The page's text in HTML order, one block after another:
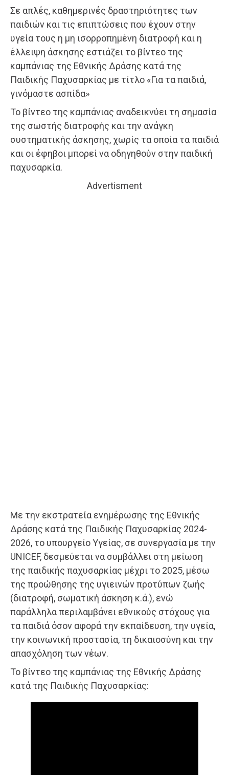
Σε απλές, καθημερινές δραστηριότητες των
παιδιών και τις επιπτώσεις που έχουν στην
υγεία τους η μη ισορροπημένη διατροφή και η
έλλειψη άσκησης εστιάζει το βίντεο της
καμπάνιας της Εθνικής Δράσης κατά της
Παιδικής Παχυσαρκίας με τίτλο «Για τα παιδιά,
γινόμαστε ασπίδα»
Το βίντεο της καμπάνιας αναδεικνύει τη σημασία
της σωστής διατροφής και την ανάγκη
συστηματικής άσκησης, χωρίς τα οποία τα παιδιά
και οι έφηβοι μπορεί να οδηγηθούν στην παιδική
παχυσαρκία.
Advertisment
Με την εκστρατεία ενημέρωσης της Εθνικής
Δράσης κατά της Παιδικής Παχυσαρκίας 2024-
2026, το υπουργείο Υγείας, σε συνεργασία με την
UNICEF, δεσμεύεται να συμβάλλει στη μείωση
της παιδικής παχυσαρκίας μέχρι το 2025, μέσω
της προώθησης της υγιεινών προτύπων ζωής
(διατροφή, σωματική άσκηση κ.ά.), ενώ
παράλληλα περιλαμβάνει εθνικούς στόχους για
τα παιδιά όσον αφορά την εκπαίδευση, την υγεία,
την κοινωνική προστασία, τη δικαιοσύνη και την
απασχόληση των νέων.
To βίντεο της καμπάνιας της Εθνικής Δράσης
κατά της Παιδικής Παχυσαρκίας: